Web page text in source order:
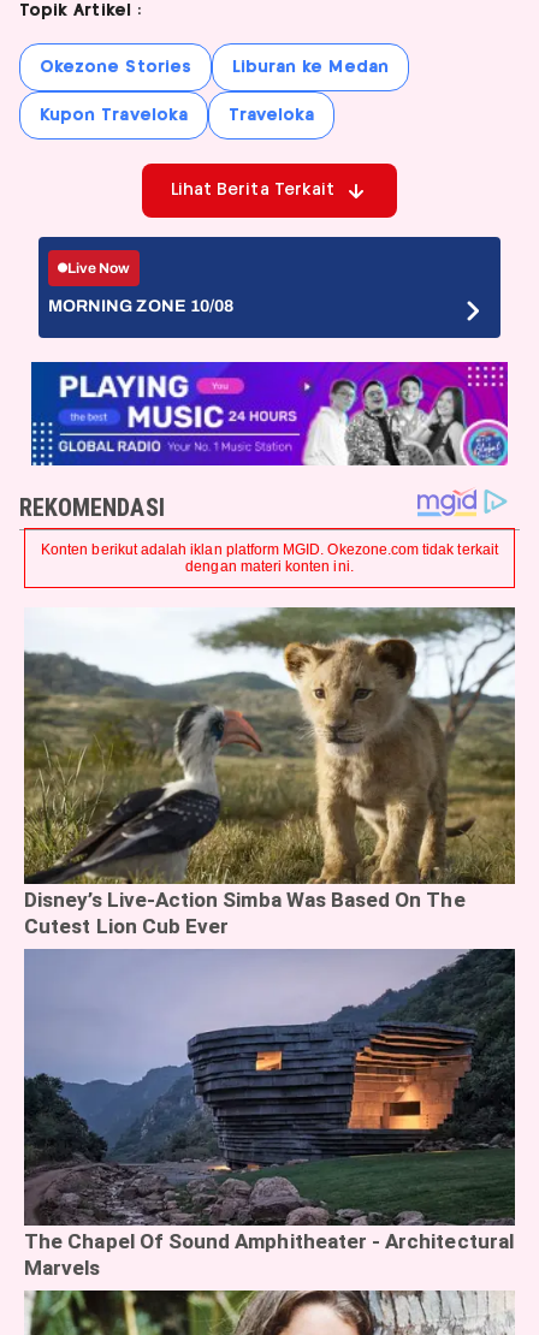
Topik Artikel :
Okezone Stories Liburan ke Medan
Kupon Traveloka Traveloka
Lihat Berita Terkait
Live Now
MORNING ZONE 10/08